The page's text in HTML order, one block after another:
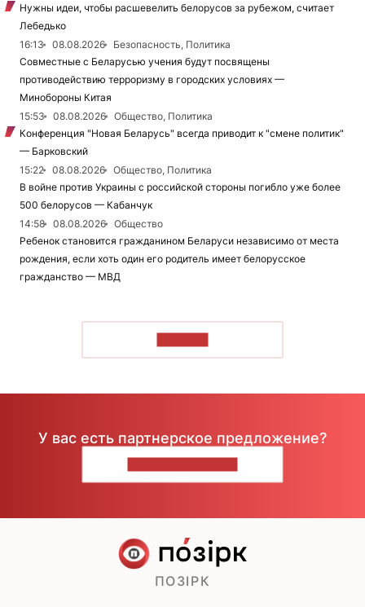
Нужны идеи, чтобы расшевелить белорусов за рубежом, считает
Лебедько
16:13
08.08.2026
Безопасность, Политика
Совместные с Беларусью учения будут посвящены
противодействию терроризму в городских условиях —
Минобороны Китая
15:53
08.08.2026
Общество, Политика
Конференция "Новая Беларусь" всегда приводит к "смене политик"
— Барковский
15:22
08.08.2026
Общество, Политика
В войне против Украины с российской стороны погибло уже более
500 белорусов — Кабанчук
14:58
08.08.2026
Общество
Ребенок становится гражданином Беларуси независимо от места
рождения, если хоть один его родитель имеет белорусское
гражданство — МВД
У вас есть партнерское предложение?
ПОЗІРК